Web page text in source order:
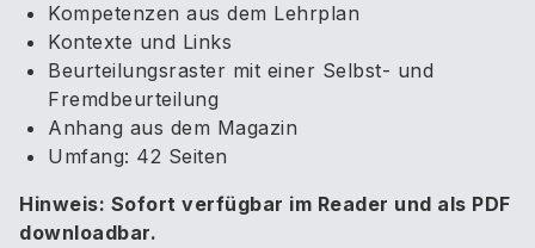
Kompetenzen aus dem Lehrplan
Kontexte und Links
Beurteilungsraster mit einer Selbst- und
Fremdbeurteilung
Anhang aus dem Magazin
Umfang: 42 Seiten
Hinweis: Sofort verfügbar im Reader und als PDF
downloadbar.